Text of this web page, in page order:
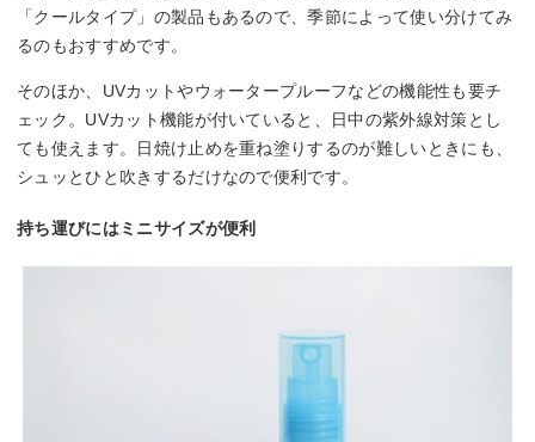
「クールタイプ」の製品もあるので、季節によって使い分けてみ
るのもおすすめです。
そのほか、UVカットやウォータープルーフなどの機能性も要チ
ェック。UVカット機能が付いていると、日中の紫外線対策とし
ても使えます。日焼け止めを重ね塗りするのが難しいときにも、
シュッとひと吹きするだけなので便利です。
持ち運びにはミニサイズが便利